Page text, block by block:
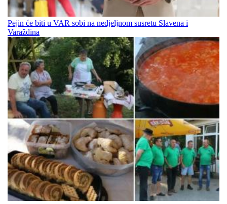
Pejin će biti u VAR sobi na nedjeljnom susretu Slavena i
Varaždina